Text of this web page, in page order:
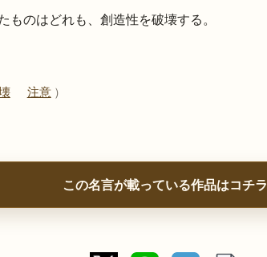
ものはどれも、創造性を破壊する。
注意 ）
この名言が載っている作品はコチラ